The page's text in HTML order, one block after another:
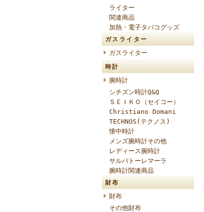
ライター
関連商品
加熱・電子タバコグッズ
ガスライター
ガスライター
時計
腕時計
シチズン時計Q&Q
ＳＥＩＫＯ（セイコー）
Christiano Domani
TECHNOS(テクノス)
懐中時計
メンズ腕時計その他
レディース腕時計
サルバトーレマーラ
腕時計関連商品
財布
財布
その他財布